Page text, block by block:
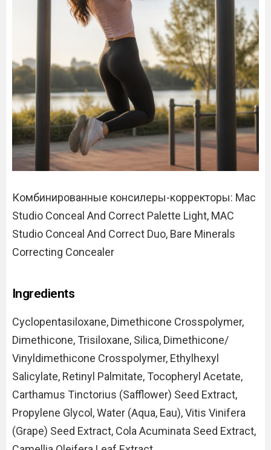
Комбинированные консилеры-корректоры: Mac
Studio Conceal And Correct Palette Light, MAC
Studio Conceal And Correct Duo, Bare Minerals
Correcting Concealer
Ingredients
Cyclopentasiloxane, Dimethicone Crosspolymer,
Dimethicone, Trisiloxane, Silica, Dimethicone/
Vinyldimethicone Crosspolymer, Ethylhexyl
Salicylate, Retinyl Palmitate, Tocopheryl Acetate,
Carthamus Tinctorius (Safflower) Seed Extract,
Propylene Glycol, Water (Aqua, Eau), Vitis Vinifera
(Grape) Seed Extract, Cola Acuminata Seed Extract,